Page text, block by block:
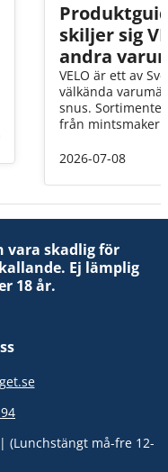
skiljer sig
andra
VELO är ett av
välkända
snus.
från mintsmaker
nikotinstyrkor.
alternativ att
2026-07-08
vara skadlig för
Ej lämplig
18 år.
(Lunchstängt må-fre 12-